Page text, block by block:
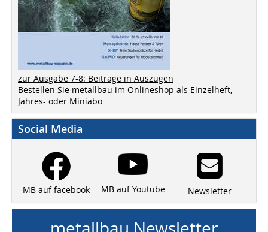
zur Ausgabe 7-8: Beiträge in Auszügen
Bestellen Sie metallbau im Onlineshop als Einzelheft,
Jahres- oder Miniabo
Social Media
MB auf facebook MB auf Youtube Newsletter